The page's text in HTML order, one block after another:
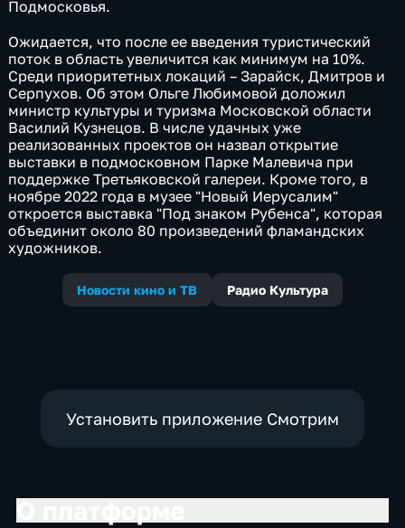
Подмосковья.
Ожидается, что после ее введения туристический
поток в область увеличится как минимум на 10%.
Среди приоритетных локаций – Зарайск, Дмитров и
Серпухов. Об этом Ольге Любимовой доложил
министр культуры и туризма Московской области
Василий Кузнецов. В числе удачных уже
реализованных проектов он назвал открытие
выставки в подмосковном Парке Малевича при
поддержке Третьяковской галереи. Кроме того, в
ноябре 2022 года в музее "Новый Иерусалим"
откроется выставка "Под знаком Рубенса", которая
объединит около 80 произведений фламандских
художников.
Новости кино и ТВ Радио Культура
Установить приложение Смотрим